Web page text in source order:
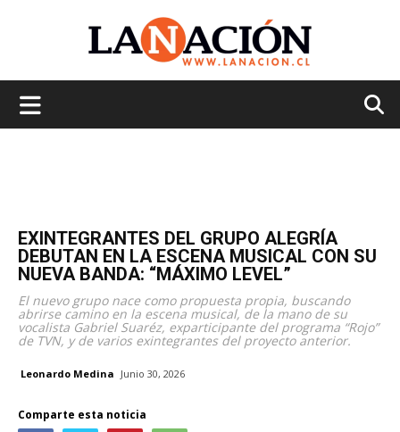
EXINTEGRANTES DEL GRUPO ALEGRÍA
DEBUTAN EN LA ESCENA MUSICAL CON SU
NUEVA BANDA: “MÁXIMO LEVEL”
El nuevo grupo nace como propuesta propia, buscando
abrirse camino en la escena musical, de la mano de su
vocalista Gabriel Suaréz, exparticipante del programa “Rojo”
de TVN, y de varios exintegrantes del proyecto anterior.
Leonardo Medina Junio 30, 2026
Comparte esta noticia